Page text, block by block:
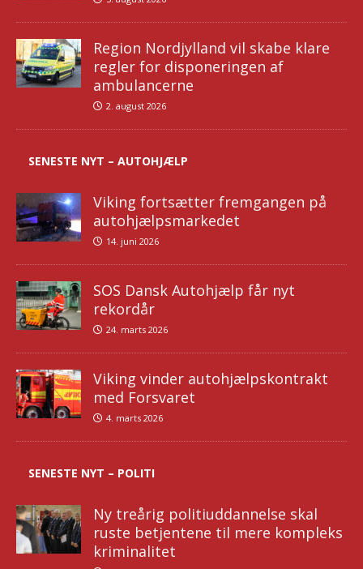
Region Nordjylland vil skabe klare
regler for disponeringen af
ambulancerne
2. august 2026
SENESTE NYT – AUTOHJÆLP
Viking fortsætter fremgangen på
autohjælpsmarkedet
14. juni 2026
SOS Dansk Autohjælp får nyt
rekordår
24. marts 2026
Viking vinder autohjælpskontrakt
med Forsvaret
4. marts 2026
SENESTE NYT – POLITI
Ny treårig politiuddannelse skal
ruste betjentene til mere kompleks
kriminalitet